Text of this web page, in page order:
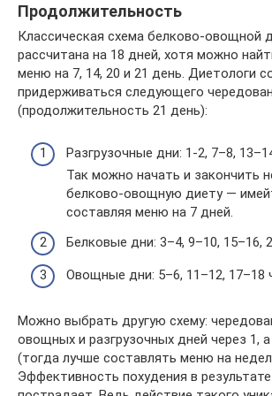
Продолжительность
Классическая схема белково-овощной
рассчитана на 18 дней, хотя можно
меню на 7, 14, 20 и 21 день. Диетологи
придерживаться следующего
(продолжительность 21 день):
Разгрузочные дни: 1-2, 7–8,
Так можно начать и закончить
белково-овощную диету —
составляя меню на 7 дней.
Белковые дни: 3–4, 9–10, 15–16,
Овощные дни: 5–6, 11–12, 17–18
Можно выбрать другую схему:
овощных и разгрузочных дней через 1,
(тогда лучше составлять меню на
Эффективность похудения в